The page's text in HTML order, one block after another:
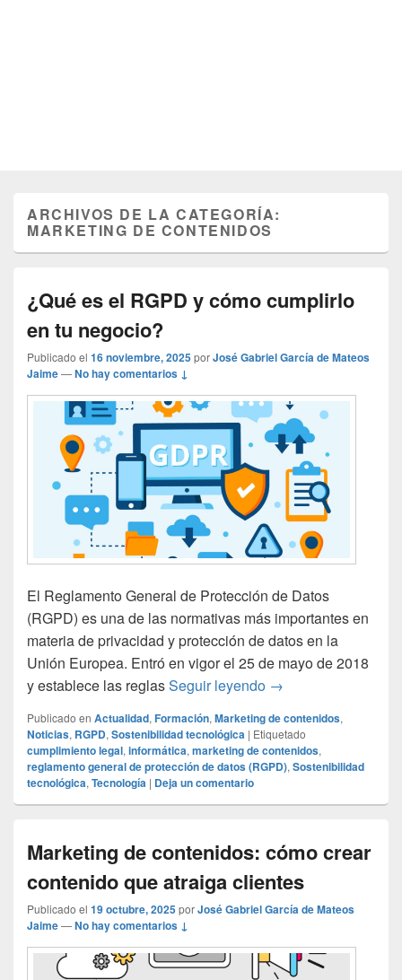
ARCHIVOS DE LA CATEGORÍA:
MARKETING DE CONTENIDOS
¿Qué es el RGPD y cómo cumplirlo
en tu negocio?
Publicado el 16 noviembre, 2025porJosé Gabriel García de Mateos
Jaime—No hay comentarios ↓
El Reglamento General de Protección de Datos
(RGPD) es una de las normativas más importantes en
materia de privacidad y protección de datos en la
Unión Europea. Entró en vigor el 25 de mayo de 2018
y establece las reglasSeguir leyendo ¿Qué es el RGPD
→
Publicado en Actualidad, Formación, Marketing de contenidos,
Noticias, RGPD, Sostenibilidad tecnológica | Etiquetado
cumplimiento legal, informática, marketing de contenidos,
reglamento general de protección de datos (RGPD), Sostenibilidad
tecnológica, Tecnología | Deja un comentario
Marketing de contenidos: cómo crear
contenido que atraiga clientes
Publicado el 19 octubre, 2025porJosé Gabriel García de Mateos
Jaime—No hay comentarios ↓